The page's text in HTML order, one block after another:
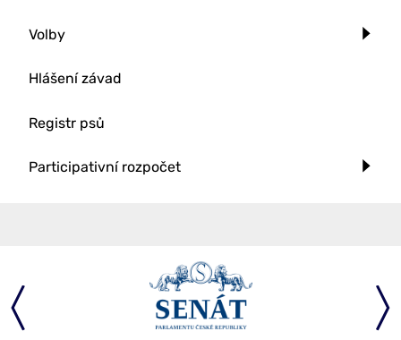
Volby
Hlášení závad
Registr psů
Participativní rozpočet